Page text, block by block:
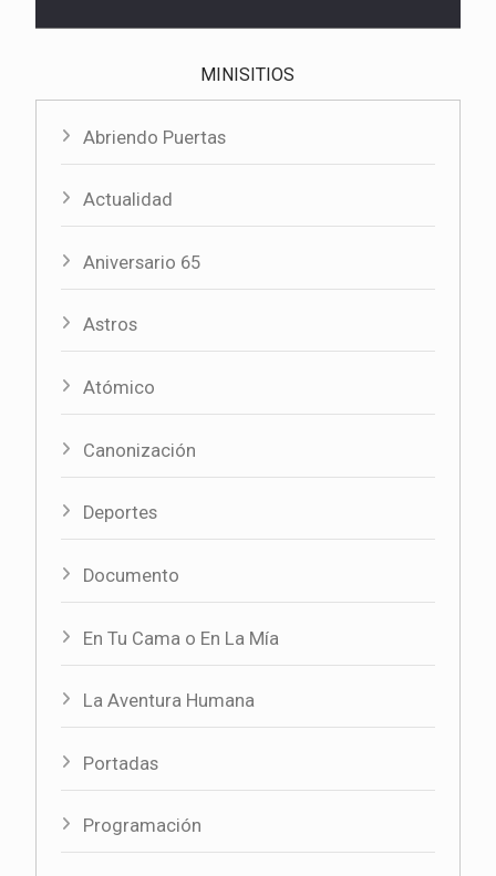
MINISITIOS
Abriendo Puertas
Actualidad
Aniversario 65
Astros
Atómico
Canonización
Deportes
Documento
En Tu Cama o En La Mía
La Aventura Humana
Portadas
Programación